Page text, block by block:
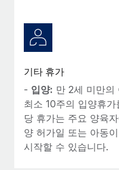
기타 휴가
- 입양: 만 2세 미만의
최소 10주의 입양휴
당 휴가는 주요 양육
양 허가일 또는 아동
시작할 수 있습니다.